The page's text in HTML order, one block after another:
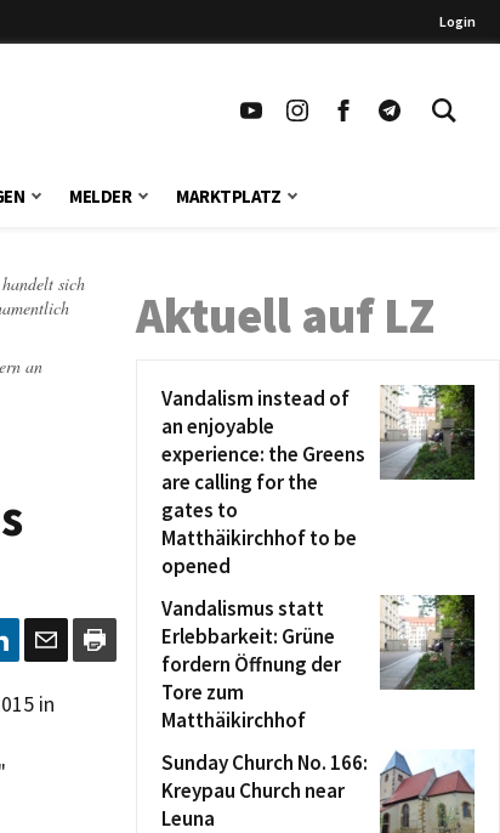
Login
MELDER MARKTPLATZ
sich
an
in
Aktuell auf LZ
Vandalism instead of
an enjoyable
experience: the Greens
are calling for the
gates to
Matthäikirchhof to be
opened
Vandalismus statt
Erlebbarkeit: Grüne
fordern Öffnung der
Tore zum
Matthäikirchhof
Sunday Church No. 166:
Kreypau Church near
Leuna